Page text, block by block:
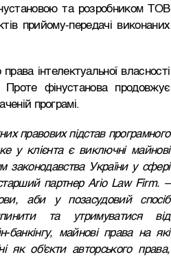
та розробником ТОВ
прийому-передачі виконаних
інтелектуальної власності
фінустанова продовжує
програмі.
правових підстав програмного
у клієнта є виключні майнові
законодавства України у сфері
партнер Ario Law Firm. –
аби у позасудовий спосіб
та утримуватися від
банкінгу, майнові права на які
як об'єкти авторського права,